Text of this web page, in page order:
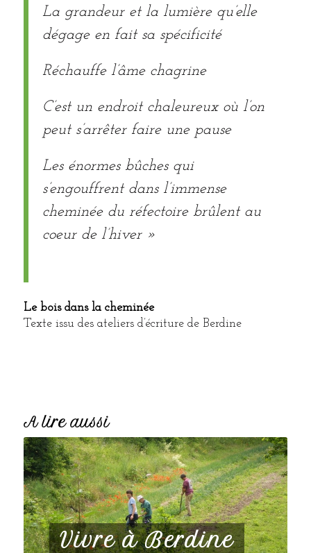
La grandeur et la lumière qu’elle
dégage en fait sa spécificité
Réchauffe l’âme chagrine
C’est un endroit chaleureux où l’on
peut s’arrêter faire une pause
Les énormes bûches qui
s’engouffrent dans l’immense
cheminée du réfectoire brûlent au
coeur de l’hiver »
Le bois dans la cheminée
Texte issu des ateliers d’écriture de Berdine
A lire aussi
Vivre à Berdine